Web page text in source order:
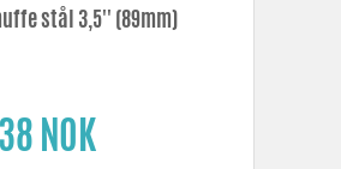
stål 3,5'' (89mm)
NOK